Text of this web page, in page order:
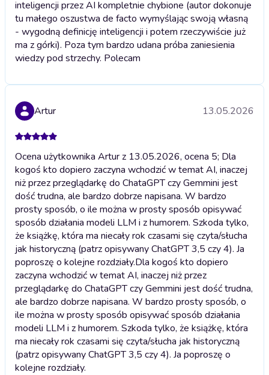
inteligencji przez AI kompletnie chybione (autor dokonuje
tu małego oszustwa de facto wymyślając swoją własną
- wygodną definicję inteligencji i potem rzeczywiście już
ma z górki). Poza tym bardzo udana próba zaniesienia
wiedzy pod strzechy. Polecam
Artur 13.05.2026
Ocena użytkownika Artur z 13.05.2026, ocena 5; Dla
kogoś kto dopiero zaczyna wchodzić w temat AI, inaczej
niż przez przeglądarkę do ChataGPT czy Gemmini jest
dość trudna, ale bardzo dobrze napisana. W bardzo
prosty sposób, o ile można w prosty sposób opisywać
sposób działania modeli LLM i z humorem. Szkoda tylko,
że książkę, która ma niecały rok czasami się czyta/słucha
jak historyczną (patrz opisywany ChatGPT 3,5 czy 4). Ja
poproszę o kolejne rozdziały.Dla kogoś kto dopiero
zaczyna wchodzić w temat AI, inaczej niż przez
przeglądarkę do ChataGPT czy Gemmini jest dość trudna,
ale bardzo dobrze napisana. W bardzo prosty sposób, o
ile można w prosty sposób opisywać sposób działania
modeli LLM i z humorem. Szkoda tylko, że książkę, która
ma niecały rok czasami się czyta/słucha jak historyczną
(patrz opisywany ChatGPT 3,5 czy 4). Ja poproszę o
kolejne rozdziały.